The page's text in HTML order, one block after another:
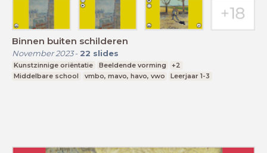
Binnen buiten schilderen
November 2023- 22 slides
Kunstzinnige oriëntatie Beeldende vorming
+2
Middelbare school
vmbo, mavo, havo, vwo Leerjaar 1-3